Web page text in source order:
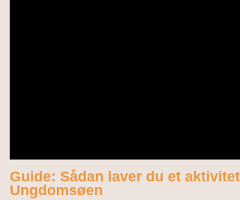
Guide: Sådan laver du et
Ungdomsøen